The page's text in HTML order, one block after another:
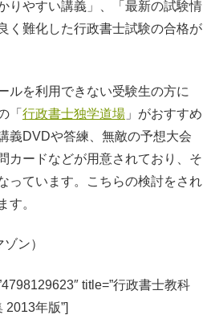
りやすい講義」、「最新の試験情
く難化した行政書士試験の合格が
ルを利用できない受験生の方に
「 行政書士独学道場 」がおすすめ
義DVDや答練、無敵の予想大会
カードなどが用意されており、そ
っています。こちらの検討をされ
す。
ン）
title=”行政書士教科
2013年版”]